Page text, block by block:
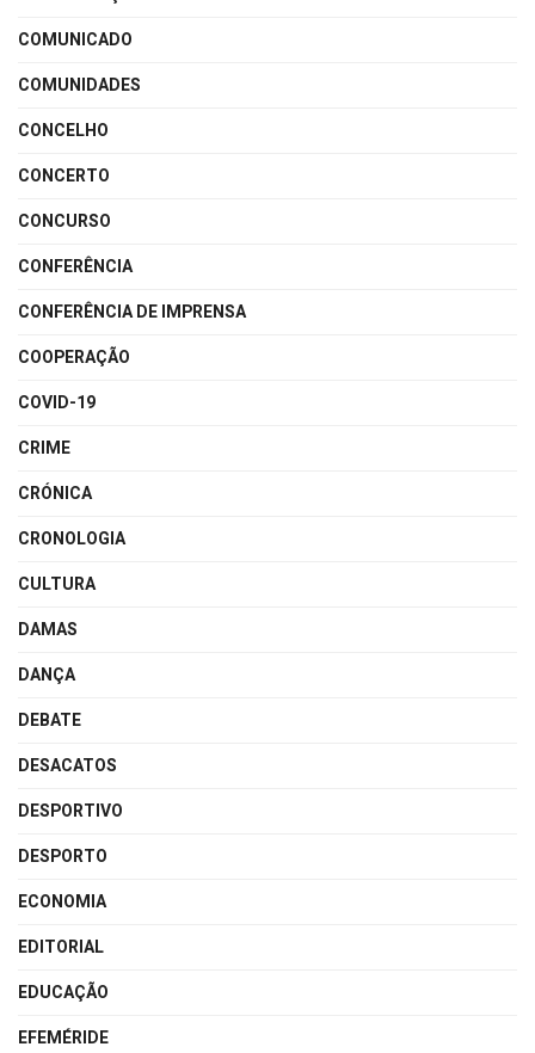
COMUNICADO
COMUNIDADES
CONCELHO
CONCERTO
CONCURSO
CONFERÊNCIA
CONFERÊNCIA DE IMPRENSA
COOPERAÇÃO
COVID-19
CRIME
CRÓNICA
CRONOLOGIA
CULTURA
DAMAS
DANÇA
DEBATE
DESACATOS
DESPORTIVO
DESPORTO
ECONOMIA
EDITORIAL
EDUCAÇÃO
EFEMÉRIDE